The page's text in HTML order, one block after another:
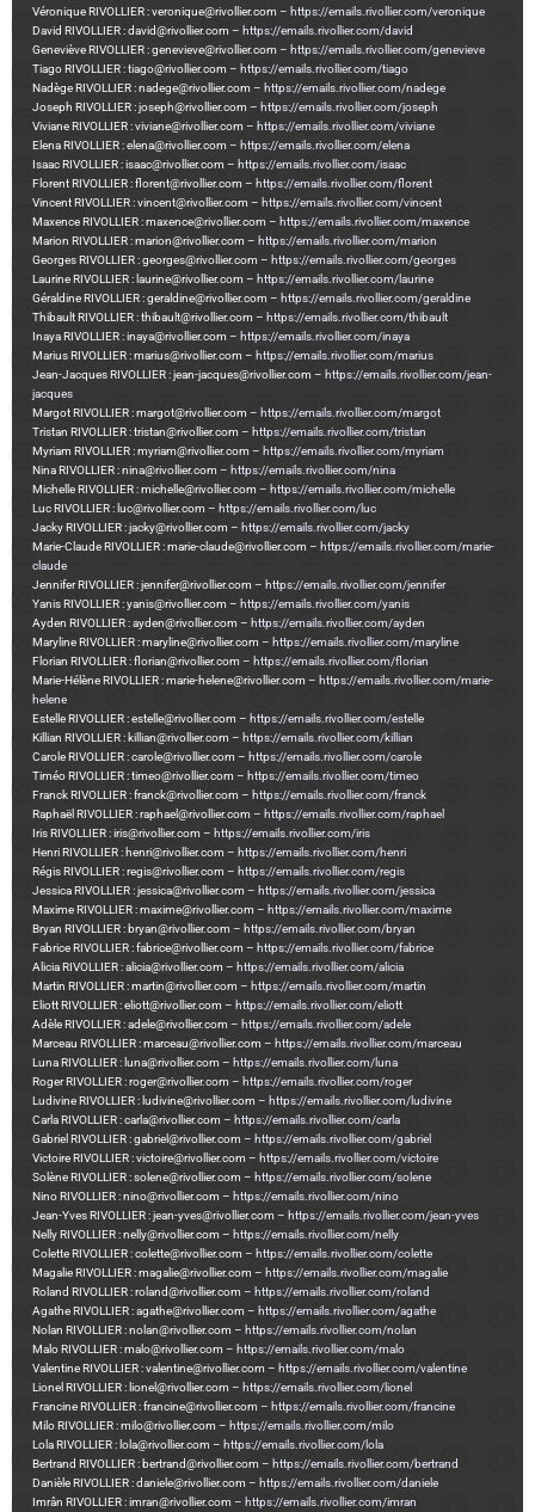
Véronique RIVOLLIER : veronique@rivollier.com – https://emails.rivollier.com/veronique
David RIVOLLIER : david@rivollier.com – https://emails.rivollier.com/david
Geneviève RIVOLLIER : genevieve@rivollier.com – https://emails.rivollier.com/genevieve
Tiago RIVOLLIER : tiago@rivollier.com – https://emails.rivollier.com/tiago
Nadège RIVOLLIER : nadege@rivollier.com – https://emails.rivollier.com/nadege
Joseph RIVOLLIER : joseph@rivollier.com – https://emails.rivollier.com/joseph
Viviane RIVOLLIER : viviane@rivollier.com – https://emails.rivollier.com/viviane
Elena RIVOLLIER : elena@rivollier.com – https://emails.rivollier.com/elena
Isaac RIVOLLIER : isaac@rivollier.com – https://emails.rivollier.com/isaac
Florent RIVOLLIER : florent@rivollier.com – https://emails.rivollier.com/florent
Vincent RIVOLLIER : vincent@rivollier.com – https://emails.rivollier.com/vincent
Maxence RIVOLLIER : maxence@rivollier.com – https://emails.rivollier.com/maxence
Marion RIVOLLIER : marion@rivollier.com – https://emails.rivollier.com/marion
Georges RIVOLLIER : georges@rivollier.com – https://emails.rivollier.com/georges
Laurine RIVOLLIER : laurine@rivollier.com – https://emails.rivollier.com/laurine
Géraldine RIVOLLIER : geraldine@rivollier.com – https://emails.rivollier.com/geraldine
Thibault RIVOLLIER : thibault@rivollier.com – https://emails.rivollier.com/thibault
Inaya RIVOLLIER : inaya@rivollier.com – https://emails.rivollier.com/inaya
Marius RIVOLLIER : marius@rivollier.com – https://emails.rivollier.com/marius
Jean-Jacques RIVOLLIER : jean-jacques@rivollier.com – https://emails.rivollier.com/jean-
jacques
Margot RIVOLLIER : margot@rivollier.com – https://emails.rivollier.com/margot
Tristan RIVOLLIER : tristan@rivollier.com – https://emails.rivollier.com/tristan
Myriam RIVOLLIER : myriam@rivollier.com – https://emails.rivollier.com/myriam
Nina RIVOLLIER : nina@rivollier.com – https://emails.rivollier.com/nina
Michelle RIVOLLIER : michelle@rivollier.com – https://emails.rivollier.com/michelle
Luc RIVOLLIER : luc@rivollier.com – https://emails.rivollier.com/luc
Jacky RIVOLLIER : jacky@rivollier.com – https://emails.rivollier.com/jacky
Marie-Claude RIVOLLIER : marie-claude@rivollier.com – https://emails.rivollier.com/marie-
claude
Jennifer RIVOLLIER : jennifer@rivollier.com – https://emails.rivollier.com/jennifer
Yanis RIVOLLIER : yanis@rivollier.com – https://emails.rivollier.com/yanis
Ayden RIVOLLIER : ayden@rivollier.com – https://emails.rivollier.com/ayden
Maryline RIVOLLIER : maryline@rivollier.com – https://emails.rivollier.com/maryline
Florian RIVOLLIER : florian@rivollier.com – https://emails.rivollier.com/florian
Marie-Hélène RIVOLLIER : marie-helene@rivollier.com – https://emails.rivollier.com/marie-
helene
Estelle RIVOLLIER : estelle@rivollier.com – https://emails.rivollier.com/estelle
Killian RIVOLLIER : killian@rivollier.com – https://emails.rivollier.com/killian
Carole RIVOLLIER : carole@rivollier.com – https://emails.rivollier.com/carole
Timéo RIVOLLIER : timeo@rivollier.com – https://emails.rivollier.com/timeo
Franck RIVOLLIER : franck@rivollier.com – https://emails.rivollier.com/franck
Raphaël RIVOLLIER : raphael@rivollier.com – https://emails.rivollier.com/raphael
Iris RIVOLLIER : iris@rivollier.com – https://emails.rivollier.com/iris
Henri RIVOLLIER : henri@rivollier.com – https://emails.rivollier.com/henri
Régis RIVOLLIER : regis@rivollier.com – https://emails.rivollier.com/regis
Jessica RIVOLLIER : jessica@rivollier.com – https://emails.rivollier.com/jessica
Maxime RIVOLLIER : maxime@rivollier.com – https://emails.rivollier.com/maxime
Bryan RIVOLLIER : bryan@rivollier.com – https://emails.rivollier.com/bryan
Fabrice RIVOLLIER : fabrice@rivollier.com – https://emails.rivollier.com/fabrice
Alicia RIVOLLIER : alicia@rivollier.com – https://emails.rivollier.com/alicia
Martin RIVOLLIER : martin@rivollier.com – https://emails.rivollier.com/martin
Eliott RIVOLLIER : eliott@rivollier.com – https://emails.rivollier.com/eliott
Adèle RIVOLLIER : adele@rivollier.com – https://emails.rivollier.com/adele
Marceau RIVOLLIER : marceau@rivollier.com – https://emails.rivollier.com/marceau
Luna RIVOLLIER : luna@rivollier.com – https://emails.rivollier.com/luna
Roger RIVOLLIER : roger@rivollier.com – https://emails.rivollier.com/roger
Ludivine RIVOLLIER : ludivine@rivollier.com – https://emails.rivollier.com/ludivine
Carla RIVOLLIER : carla@rivollier.com – https://emails.rivollier.com/carla
Gabriel RIVOLLIER : gabriel@rivollier.com – https://emails.rivollier.com/gabriel
Victoire RIVOLLIER : victoire@rivollier.com – https://emails.rivollier.com/victoire
Solène RIVOLLIER : solene@rivollier.com – https://emails.rivollier.com/solene
Nino RIVOLLIER : nino@rivollier.com – https://emails.rivollier.com/nino
Jean-Yves RIVOLLIER : jean-yves@rivollier.com – https://emails.rivollier.com/jean-yves
Nelly RIVOLLIER : nelly@rivollier.com – https://emails.rivollier.com/nelly
Colette RIVOLLIER : colette@rivollier.com – https://emails.rivollier.com/colette
Magalie RIVOLLIER : magalie@rivollier.com – https://emails.rivollier.com/magalie
Roland RIVOLLIER : roland@rivollier.com – https://emails.rivollier.com/roland
Agathe RIVOLLIER : agathe@rivollier.com – https://emails.rivollier.com/agathe
Nolan RIVOLLIER : nolan@rivollier.com – https://emails.rivollier.com/nolan
Malo RIVOLLIER : malo@rivollier.com – https://emails.rivollier.com/malo
Valentine RIVOLLIER : valentine@rivollier.com – https://emails.rivollier.com/valentine
Lionel RIVOLLIER : lionel@rivollier.com – https://emails.rivollier.com/lionel
Francine RIVOLLIER : francine@rivollier.com – https://emails.rivollier.com/francine
Milo RIVOLLIER : milo@rivollier.com – https://emails.rivollier.com/milo
Lola RIVOLLIER : lola@rivollier.com – https://emails.rivollier.com/lola
Bertrand RIVOLLIER : bertrand@rivollier.com – https://emails.rivollier.com/bertrand
Danièle RIVOLLIER : daniele@rivollier.com – https://emails.rivollier.com/daniele
Imrân RIVOLLIER : imran@rivollier.com – https://emails.rivollier.com/imran